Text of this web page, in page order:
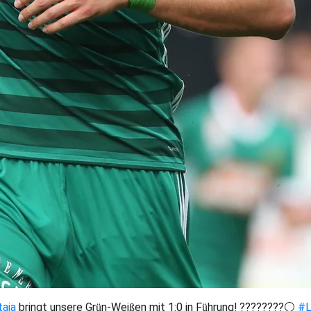
bringt unsere Grün-Weißen mit 1:0 in Führung! ????????⚪